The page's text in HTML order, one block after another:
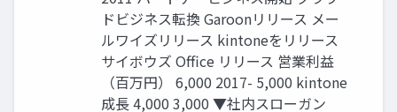
ドビジネス転換 Garoonリリース メー
ルワイズリリース kintoneをリリース
サイボウズ Office リリース 営業利益
（百万円） 6,000 2017- 5,000 kintone
成長 4,000 3,000 ▼社内スローガン